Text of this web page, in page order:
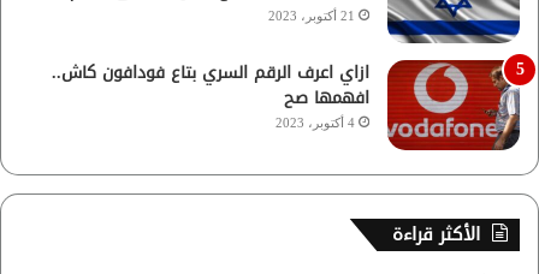
21 أكتوبر، 2023
ازاي اعرف الرقم السري بتاع فودافون كاش..
افهمها صح
4 أكتوبر، 2023
الأكثر قراءة